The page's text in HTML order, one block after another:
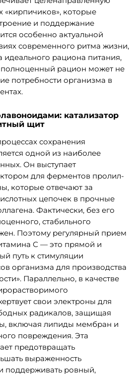
«кирпичиков», которые
и поддержание
особенно актуальной
современного ритма жизни,
идеального рациона питания,
рацион может не
потребности организма в
катализатор
щит
сохранения
одной из наиболее
Он выступает
для ферментов пролил-
которые отвечают за
цепочек в прочные
Фактически, без его
стабильного
Поэтому регулярный прием
С — это прямой и
путь к стимуляции
организма для производства
Параллельно, в качестве
свои электроны для
радикалов, защищая
включая липиды мембран и
повреждения. Эта
предотвращать
выраженность
поддерживать ровный,